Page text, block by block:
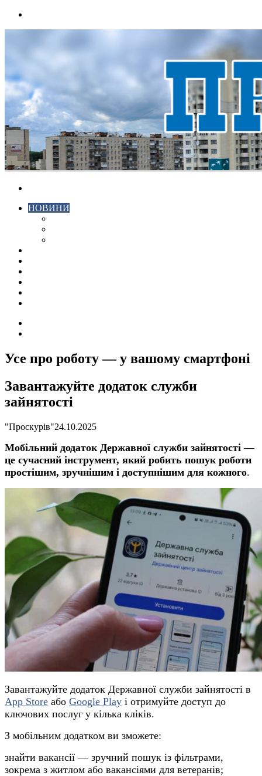
НОВИНИ
Усе про роботу — у вашому смартфоні
Завантажуйте додаток служби
зайнятості
"Проскурів"24.10.2025
Мобільний додаток Державної служби зайнятості —
це сучасний інструмент, який робить пошук роботи
простішим, зручнішим і доступнішим для кожного.
Завантажуйте додаток Державної служби зайнятості в
App Store або Google Play і отримуйте доступ до
ключових послуг у кілька кліків.
З мобільним додатком ви зможете:
знайти вакансії — зручний пошук із фільтрами,
зокрема з житлом або вакансіями для ветеранів;